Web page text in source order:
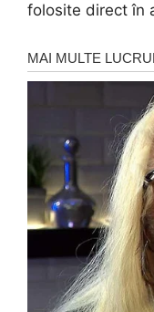
folosite direct în